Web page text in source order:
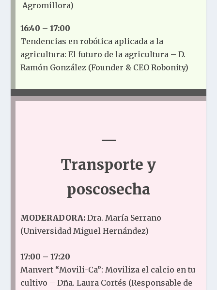
Agromillora)
16:40 – 17:00
Tendencias en robótica aplicada a la
agricultura: El futuro de la agricultura – D.
Ramón González (Founder & CEO Robonity)
—
Transporte y
poscosecha
MODERADORA:Dra. María Serrano
(Universidad Miguel Hernández)
17:00 – 17:20
Manvert “Movili-Ca”: Moviliza el calcio en tu
cultivo – Dña. Laura Cortés (Responsable de